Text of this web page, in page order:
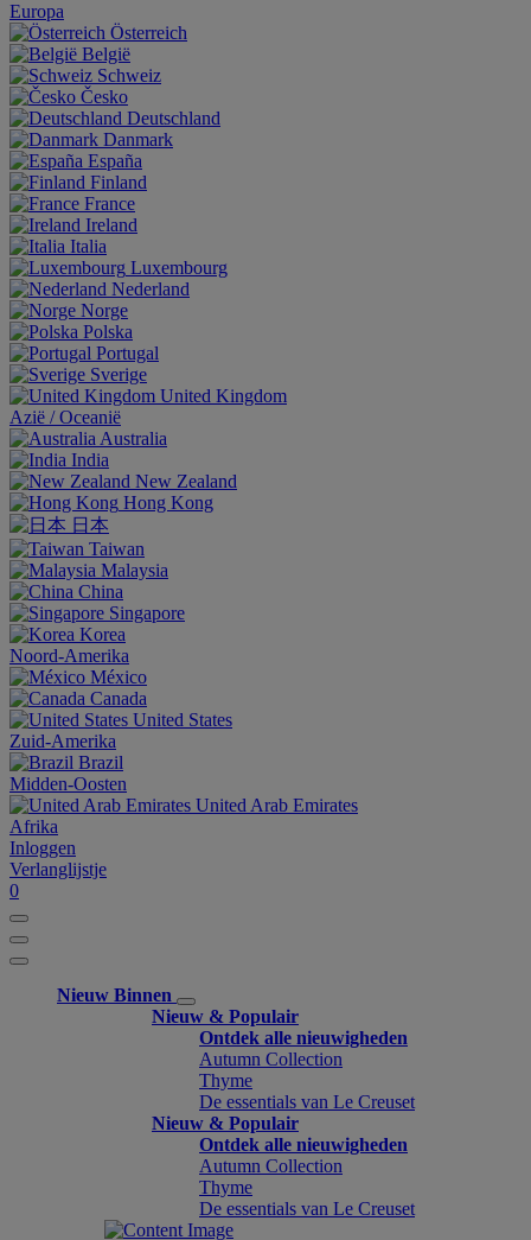
Europa
Österreich
België
Schweiz
Česko
Deutschland
Danmark
España
Finland
France
Ireland
Italia
Luxembourg
Nederland
Norge
Polska
Portugal
Sverige
United Kingdom
Aziё / Oceaniё
Australia
India
New Zealand
Hong Kong
日本
Taiwan
Malaysia
China
Singapore
Korea
Noord-Amerika
México
Canada
United States
Zuid-Amerika
Brazil
Midden-Oosten
United Arab Emirates
Afrika
Inloggen
Verlanglijstje
0
Nieuw Binnen
Nieuw & Populair
Ontdek alle nieuwigheden
Autumn Collection
Thyme
De essentials van Le Creuset
Nieuw & Populair
Ontdek alle nieuwigheden
Autumn Collection
Thyme
De essentials van Le Creuset